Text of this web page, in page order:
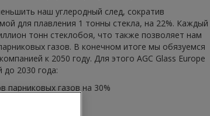
наш углеродный след, сократив
для плавления 1 тонны стекла, на 22%. Каждый
тонн стеклобоя, что также позволяет нам
газов. В конечном итоге мы обязуемся
к 2050 году. Для этого AGC Glass Europe
до 2030 года:
парниковых газов на 30%